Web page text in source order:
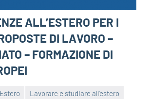
ALL’ESTERO PER I
DI LAVORO –
– FORMAZIONE DI
Lavorare e studiare all'estero